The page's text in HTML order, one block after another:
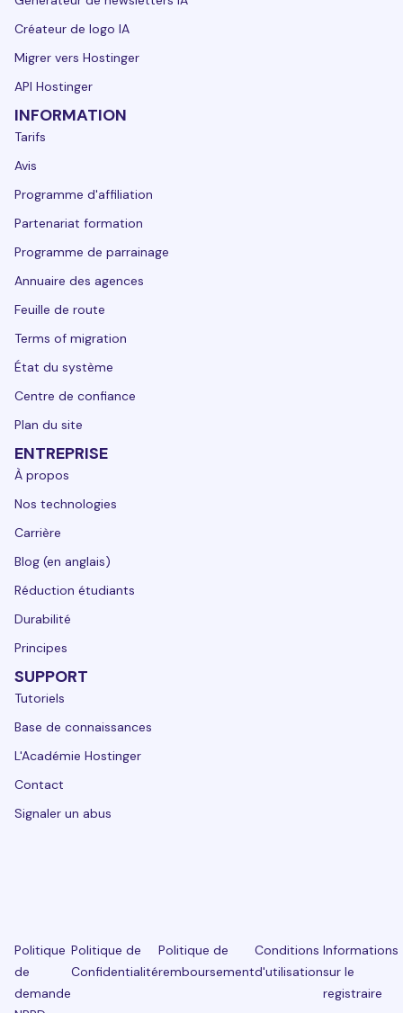
Créateur de logo IA
Migrer vers Hostinger
API Hostinger
INFORMATION
Tarifs
Avis
Programme d'affiliation
Partenariat formation
Programme de parrainage
Annuaire des agences
Feuille de route
Terms of migration
État du système
Centre de confiance
Plan du site
ENTREPRISE
À propos
Nos technologies
Carrière
Blog (en anglais)
Réduction étudiants
Durabilité
Principes
SUPPORT
Tutoriels
Base de connaissances
L'Académie Hostinger
Contact
Signaler un abus
Politique
de
demande
Politique de
Confidentialité
Politique de
remboursement
Conditions
d'utilisation
Informations
sur le
registraire